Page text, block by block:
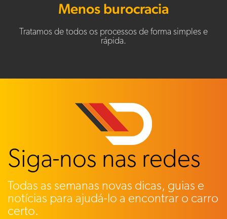
Menos burocracia
Tratamos de todos os processos de forma simples e
rápida.
Siga-nos nas redes
Todas as semanas novas dicas, guias e
notícias para ajudá-lo a encontrar o carro
certo.